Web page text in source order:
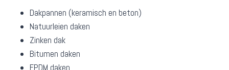
Dakpannen (keramisch en beton)
Natuurleien daken
Zinken dak
Bitumen daken
EPDM daken